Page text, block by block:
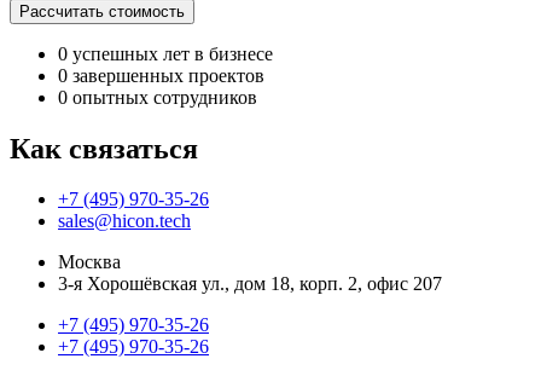
Рассчитать стоимость
0 успешных лет в бизнесе
0 завершенных проектов
0 опытных сотрудников
Как связаться
+7 (495) 970-35-26
sales@hicon.tech
Москва
3-я Хорошёвская ул., дом 18, корп. 2, офис 207
+7 (495) 970-35-26
+7 (495) 970-35-26